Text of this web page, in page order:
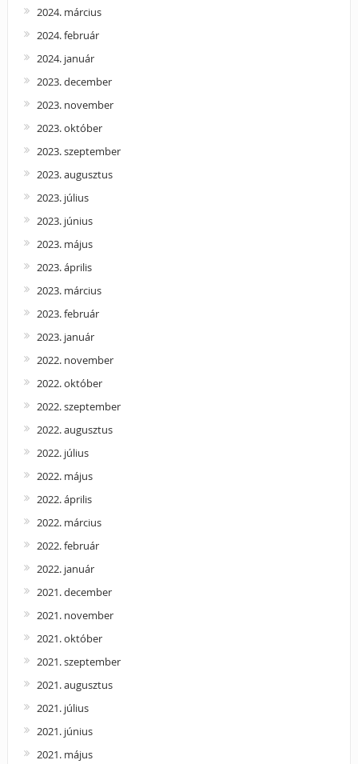
2024. március
2024. február
2024. január
2023. december
2023. november
2023. október
2023. szeptember
2023. augusztus
2023. július
2023. június
2023. május
2023. április
2023. március
2023. február
2023. január
2022. november
2022. október
2022. szeptember
2022. augusztus
2022. július
2022. május
2022. április
2022. március
2022. február
2022. január
2021. december
2021. november
2021. október
2021. szeptember
2021. augusztus
2021. július
2021. június
2021. május